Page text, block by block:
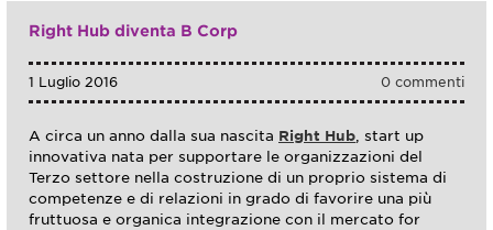
Right Hub diventa B Corp
0 commenti
1 Luglio 2016
A circa un anno dalla sua nascita Right Hub , start up
innovativa nata per supportare le organizzazioni del
Terzo settore nella costruzione di un proprio sistema di
competenze e di relazioni in grado di favorire una più
fruttuosa e organica integrazione con il mercato for